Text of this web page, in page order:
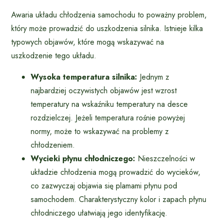
Awaria układu chłodzenia samochodu to poważny problem,
który może prowadzić do uszkodzenia silnika. Istnieje kilka
typowych objawów, które mogą wskazywać na
uszkodzenie tego układu.
Wysoka temperatura silnika: Jednym z
najbardziej oczywistych objawów jest wzrost
temperatury na wskaźniku temperatury na desce
rozdzielczej. Jeżeli temperatura rośnie powyżej
normy, może to wskazywać na problemy z
chłodzeniem.
Wycieki płynu chłodniczego: Nieszczelności w
układzie chłodzenia mogą prowadzić do wycieków,
co zazwyczaj objawia się plamami płynu pod
samochodem. Charakterystyczny kolor i zapach płynu
chłodniczego ułatwiają jego identyfikację.